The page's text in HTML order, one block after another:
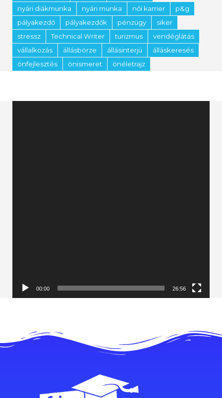
nyári diákmunka
nyári munka női karrier
p&g
pályakezdő
pályakezdők pénzügy
siker
stressz
Technical Writer turizmus
vendéglátás
vállalkozás
állásbörze állásinterjú
álláskeresés
önfejlesztés
önismeret önéletrajz
00:00 26:56